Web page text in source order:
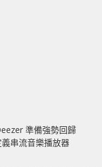
準備強勢回歸
串流音樂播放器